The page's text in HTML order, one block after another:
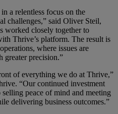
a relentless focus on the
challenges,” said Oliver Steil,
worked closely together to
Thrive’s platform. The result is
where issues are
greater precision.”
of everything we do at Thrive,”
“Our continued investment
peace of mind and meeting
delivering business outcomes.”